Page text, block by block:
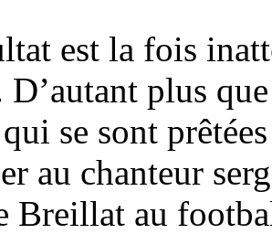
est la fois
D’autant plus
se sont
au chanteur
Breillat au